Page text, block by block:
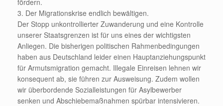
fördern.
3. Der Migrationskrise endlich bewältigen.
Der Stopp unkontrollierter Zuwanderung und eine Kontrolle
unserer Staatsgrenzen ist für uns eines der wichtigsten
Anliegen. Die bisherigen politischen Rahmenbedingungen
haben aus Deutschland leider einen Hauptanziehungspunkt
für Armutsmigration gemacht. Illegale Einreisen lehnen wir
konsequent ab, sie führen zur Ausweisung. Zudem wollen
wir überbordende Sozialleistungen für Asylbewerber
senken und Abschiebemaßnahmen spürbar intensivieren.